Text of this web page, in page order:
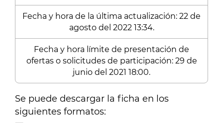
Fecha y hora de la última actualización: 22 de
agosto del 2022 13:34.
Fecha y hora límite de presentación de
ofertas o solicitudes de participación: 29 de
junio del 2021 18:00.
Se puede descargar la ficha en los
siguientes formatos: